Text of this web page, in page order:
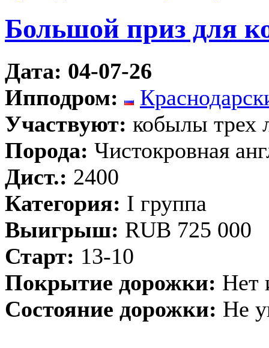
Большой приз для
Дата: 04-07-26
Ипподром:
Участвуют: кобылы трех
Порода: Чистокровная
Дист.: 2400
Категория: I группа
Выигрыш: RUB 725 000
Старт: 13-10
Покрытие дорожки: Нет
Состояние дорожки: Не